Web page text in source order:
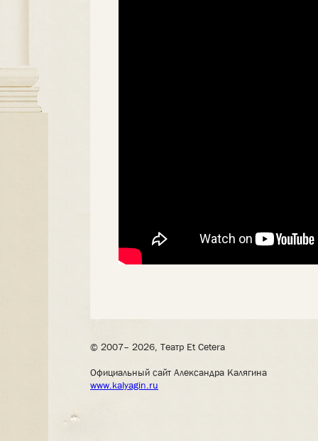
© 2007– 2026, Театр Et Cetera
Официальный сайт Александра Калягина
www.kalyagin.ru